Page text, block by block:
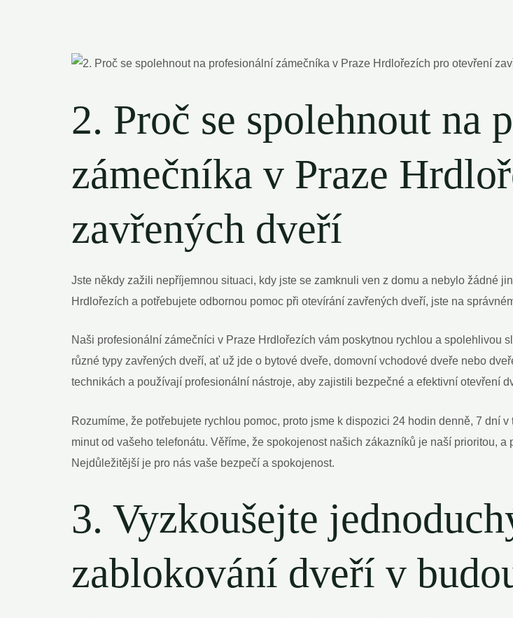
2. Proč se spolehnout na
zámečníka v Praze
zavřených dveří
Jste někdy zažili nepříjemnou situaci, kdy jste se zamknuli ven z domu a nebylo žádné
Hrdlořezích a potřebujete odbornou pomoc při otevírání zavřených dveří, jste na
Naši profesionální zámečníci v Praze Hrdlořezích vám poskytnou rychlou a spolehlivou
různé typy zavřených dveří, ať už jde o bytové dveře, domovní vchodové dveře nebo
technikách a používají profesionální nástroje, aby zajistili bezpečné a efektivní otevření
Rozumíme, že potřebujete rychlou pomoc, proto jsme k dispozici 24 hodin denně, 7 dní
minut od vašeho telefonátu. Věříme, že spokojenost našich zákazníků je naší prioritou,
Nejdůležitější je pro nás vaše bezpečí a spokojenost.
3. Vyzkoušejte
zablokování dveří v